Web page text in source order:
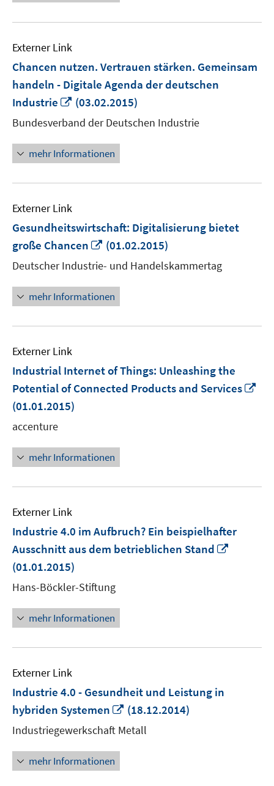
Externer Link
Chancen nutzen. Vertrauen stärken. Gemeinsam
handeln - Digitale Agenda der deutschen
Industrie
In
neuem
Fenster
öffnen
(03.02.2015)
Bundesverband der Deutschen Industrie
mehr Informationen
Externer Link
Gesundheitswirtschaft: Digitalisierung bietet
große Chancen
In
neuem
Fenster
öffnen
(01.02.2015)
Deutscher Industrie- und Handelskammertag
mehr Informationen
Externer Link
Industrial Internet of Things: Unleashing the
Potential of Connected Products and Services
(01.01.2015)
accenture
mehr Informationen
Externer Link
Industrie 4.0 im Aufbruch? Ein beispielhafter
Ausschnitt aus dem betrieblichen Stand
(01.01.2015)
Hans-Böckler-Stiftung
mehr Informationen
Externer Link
Industrie 4.0 - Gesundheit und Leistung in
hybriden Systemen
In
neuem
Fenster
(18.12.2014)
Industriegewerkschaft Metall
mehr Informationen